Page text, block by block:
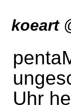
koeart
Uhr